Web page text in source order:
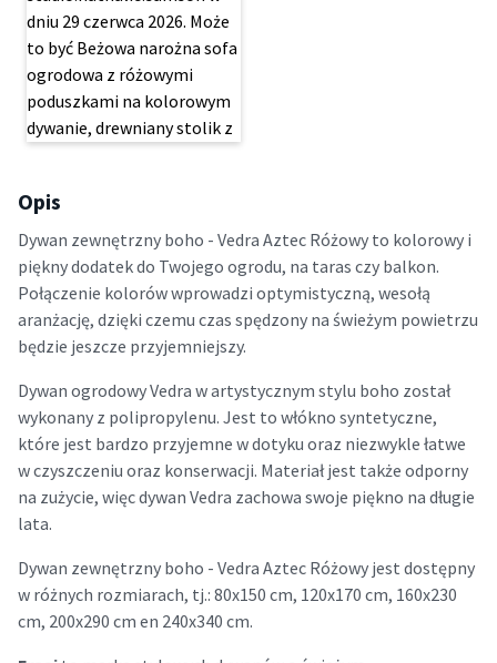
Opis
Dywan zewnętrzny boho - Vedra Aztec Różowy to kolorowy i
piękny dodatek do Twojego ogrodu, na taras czy balkon.
Połączenie kolorów wprowadzi optymistyczną, wesołą
aranżację, dzięki czemu czas spędzony na świeżym powietrzu
będzie jeszcze przyjemniejszy.
Dywan ogrodowy Vedra w artystycznym stylu boho został
wykonany z polipropylenu. Jest to włókno syntetyczne,
które jest bardzo przyjemne w dotyku oraz niezwykle łatwe
w czyszczeniu oraz konserwacji. Materiał jest także odporny
na zużycie, więc dywan Vedra zachowa swoje piękno na długie
lata.
Dywan zewnętrzny boho - Vedra Aztec Różowy jest dostępny
w różnych rozmiarach, tj.: 80x150 cm, 120x170 cm, 160x230
cm, 200x290 cm en 240x340 cm.